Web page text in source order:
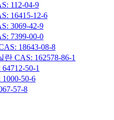
112-04-9
16415-12-6
3069-42-9
7399-00-0
18643-08-8
CAS: 162578-86-1
50-1
50-6
57-8